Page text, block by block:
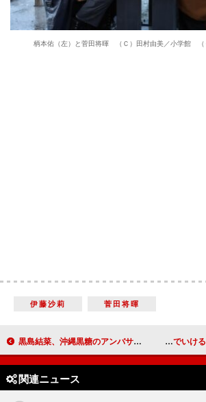
柄本佑（左）と菅田将暉 （Ｃ）田村由美／小学館 （
伊藤沙莉 菅田将暉
黒島結菜、沖縄黒糖のアンバサダーに就任 「最近はコーヒーに入れるのにハマっています」 峯岸みなみ、30歳の挑戦は「
関連ニュース